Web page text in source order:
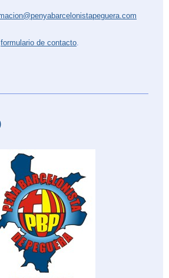
formulario de contacto.